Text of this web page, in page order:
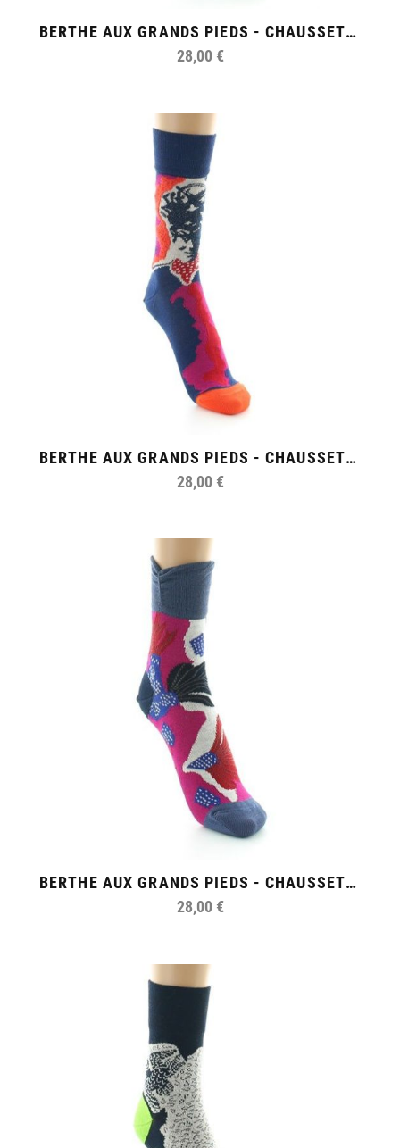
BERTHE AUX GRANDS PIEDS - CHAUSSETTES HOMME FIL D'ECOSSE L'OISEAU
28,00 €
BERTHE AUX GRANDS PIEDS - CHAUSSETTES FEMME FIL D'ECOSSE FEMME AU FOULARD
28,00 €
BERTHE AUX GRANDS PIEDS - CHAUSSETTES FEMME FIL D'ECOSSE FLEURS SAUVAGES
28,00 €